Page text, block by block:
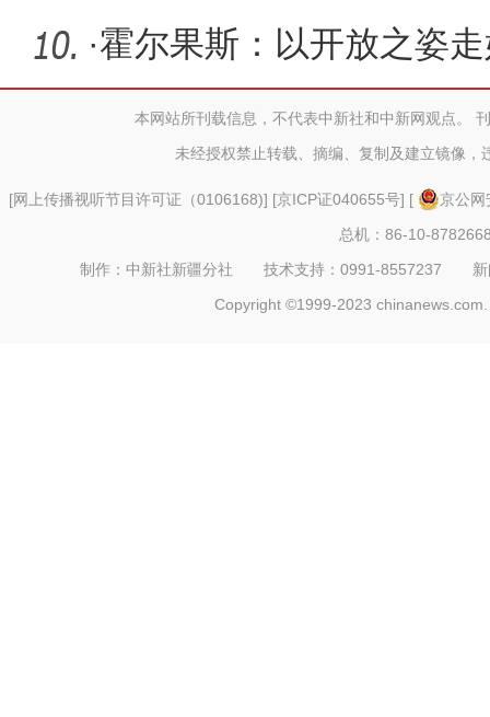
办
·霍尔果斯：以开放之姿
本网站所刊载信息，不代表中新社和中新网观点。
未经授权禁止转载、摘编、复制及建立镜像，
[网上传播视听节目许可证（0106168)] [京ICP证040655号] [
京公
总机：86-10-
制作：中新社新疆分社 技术支持：0991-8557237
Copyright ©1999-2023